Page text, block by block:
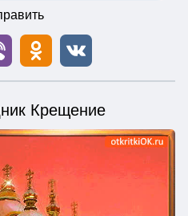
Крещение